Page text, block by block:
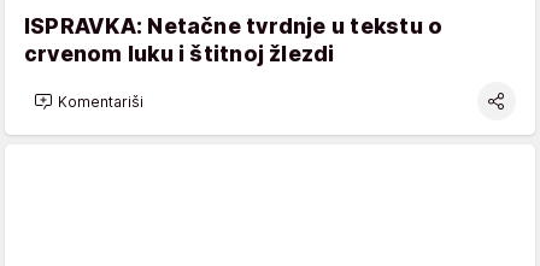
ISPRAVKA: Netačne tvrdnje u tekstu o
crvenom luku i štitnoj žlezdi
Komentariši